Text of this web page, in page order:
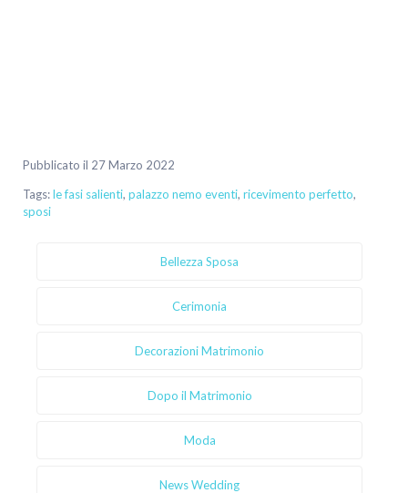
Pubblicato il 27 Marzo 2022
Tags:le fasi salienti, palazzo nemo eventi, ricevimento perfetto,
sposi
Bellezza Sposa
Cerimonia
Decorazioni Matrimonio
Dopo il Matrimonio
Moda
News Wedding